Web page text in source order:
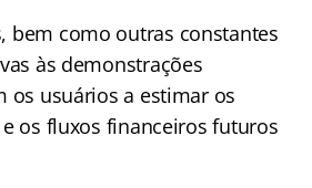
bem como outras constantes
às demonstrações
os usuários a estimar os
os fluxos financeiros futuros